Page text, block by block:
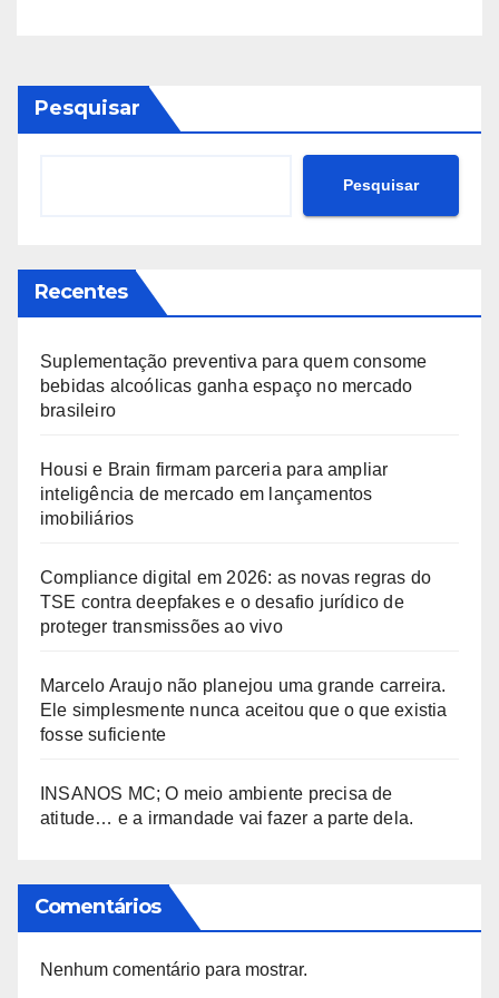
Pesquisar
Pesquisar
Recentes
Suplementação preventiva para quem consome
bebidas alcoólicas ganha espaço no mercado
brasileiro
Housi e Brain firmam parceria para ampliar
inteligência de mercado em lançamentos
imobiliários
Compliance digital em 2026: as novas regras do
TSE contra deepfakes e o desafio jurídico de
proteger transmissões ao vivo
Marcelo Araujo não planejou uma grande carreira.
Ele simplesmente nunca aceitou que o que existia
fosse suficiente
INSANOS MC; O meio ambiente precisa de
atitude… e a irmandade vai fazer a parte dela.
Comentários
Nenhum comentário para mostrar.